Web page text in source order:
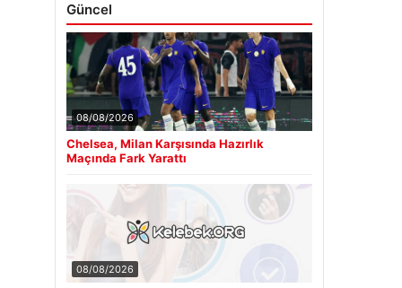
Güncel
08/08/2026
Chelsea, Milan Karşısında Hazırlık
Maçında Fark Yarattı
08/08/2026